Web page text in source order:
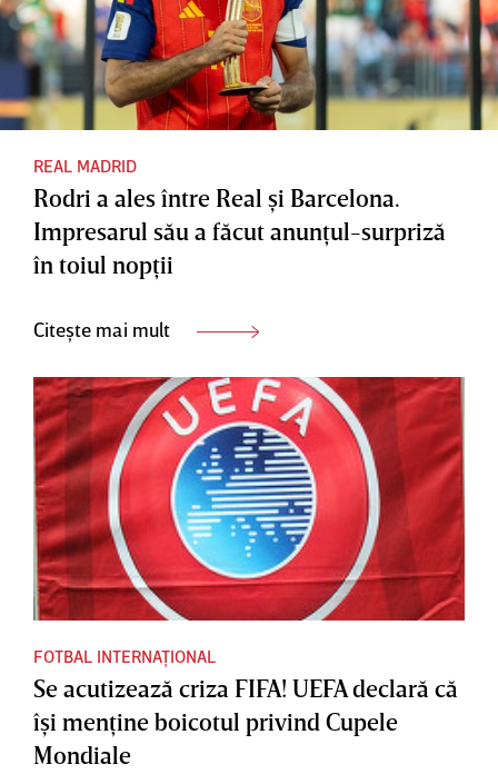
REAL MADRID
Rodri a ales între Real şi Barcelona.
Impresarul său a făcut anunţul-surpriză
în toiul nopţii
Citește mai mult
FOTBAL INTERNAȚIONAL
Se acutizează criza FIFA! UEFA declară că
îşi menţine boicotul privind Cupele
Mondiale